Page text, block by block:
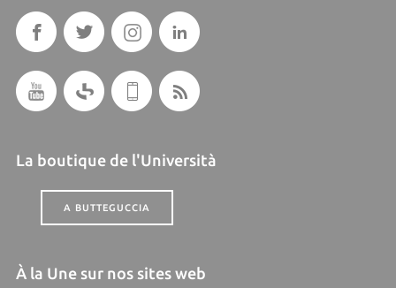
La boutique de l'Università
A BUTTEGUCCIA
À la Une sur nos sites web